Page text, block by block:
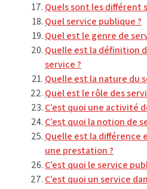
Quels sont les différent
Quel service publique ?
Quel est le genre de
Quelle est la définition
service ?
Quelle est la nature du
Quel est le rôle des
C’est quoi une activité
C’est quoi la notion de
Quelle est la différence
une prestation ?
C’est quoi le service
C’est quoi un service